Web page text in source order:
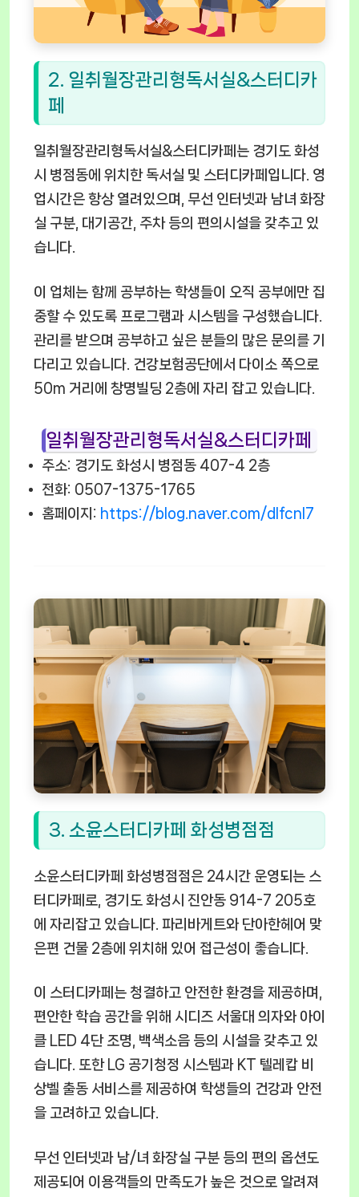
2. 일취월장관리형독서실&스터디카
페
일취월장관리형독서실&스터디카페는 경기도 화성
시 병점동에 위치한 독서실 및 스터디카페입니다. 영
업시간은 항상 열려있으며, 무선 인터넷과 남녀 화장
실 구분, 대기공간, 주차 등의 편의시설을 갖추고 있
습니다.
이 업체는 함께 공부하는 학생들이 오직 공부에만 집
중할 수 있도록 프로그램과 시스템을 구성했습니다.
관리를 받으며 공부하고 싶은 분들의 많은 문의를 기
다리고 있습니다. 건강보험공단에서 다이소 쪽으로
50m 거리에 창명빌딩 2층에 자리 잡고 있습니다.
일취월장관리형독서실&스터디카페
주소: 경기도 화성시 병점동 407-4 2층
전화: 0507-1375-1765
홈페이지: https://blog.naver.com/dlfcnl7
3. 소윤스터디카페 화성병점점
소윤스터디카페 화성병점점은 24시간 운영되는 스
터디카페로, 경기도 화성시 진안동 914-7 205호
에 자리잡고 있습니다. 파리바게트와 단아한헤어 맞
은편 건물 2층에 위치해 있어 접근성이 좋습니다.
이 스터디카페는 청결하고 안전한 환경을 제공하며,
편안한 학습 공간을 위해 시디즈 서울대 의자와 아이
클 LED 4단 조명, 백색소음 등의 시설을 갖추고 있
습니다. 또한 LG 공기청정 시스템과 KT 텔레캅 비
상벨 출동 서비스를 제공하여 학생들의 건강과 안전
을 고려하고 있습니다.
무선 인터넷과 남/녀 화장실 구분 등의 편의 옵션도
제공되어 이용객들의 만족도가 높은 것으로 알려져